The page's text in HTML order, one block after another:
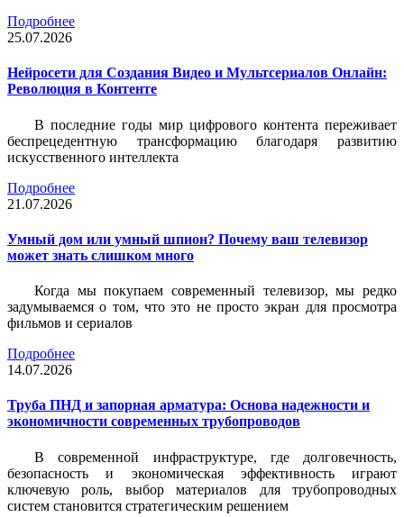
Подробнее
25.07.2026
Нейросети для Создания Видео и Мультсериалов Онлайн:
Революция в Контенте
В последние годы мир цифрового контента переживает
беспрецедентную трансформацию благодаря развитию
искусственного интеллекта
Подробнее
21.07.2026
Умный дом или умный шпион? Почему ваш телевизор
может знать слишком много
Когда мы покупаем современный телевизор, мы редко
задумываемся о том, что это не просто экран для просмотра
фильмов и сериалов
Подробнее
14.07.2026
Труба ПНД и запорная арматура: Основа надежности и
экономичности современных трубопроводов
В современной инфраструктуре, где долговечность,
безопасность и экономическая эффективность играют
ключевую роль, выбор материалов для трубопроводных
систем становится стратегическим решением